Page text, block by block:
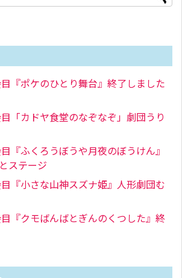
『ポケのひとり舞台』終了しました
「カドヤ食堂のなぞなぞ」劇団うり
『ふくろうぼうや月夜のぼうけん』
ステージ
『小さな山神スズナ姫』人形劇団む
『クモばんばとぎんのくつした』終